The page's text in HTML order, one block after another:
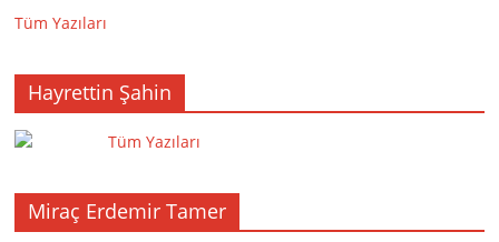
Tüm Yazıları
Hayrettin Şahin
Tüm Yazıları
Miraç Erdemir Tamer